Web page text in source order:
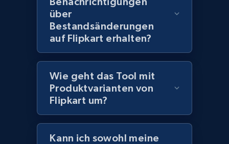
Lowes.com - Gather data on products using
specified keywords
URL, Domain, Marketplace pn, Sku, Other pn,
Model number, Gtin ean pn, Product name, and
991+ 162+
über
Bestandsänderungen
auf Flipkart erhalten?
Wie geht das Tool mit
Produktvarianten von
Flipkart um?
Kann ich sowohl meine